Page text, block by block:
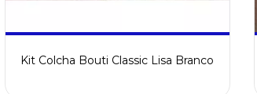
Kit Colcha Bouti Classic Lisa Branco